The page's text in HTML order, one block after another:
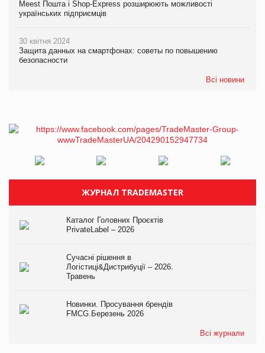
Meest Пошта і Shop-Express розширюють можливості
українських підприємців
30 квітня 2024
Защита данных на смартфонах: советы по повышению
безопасности
Всі новини
ЖУРНАЛ TRADEMASTER
Каталог Головних Проєктів
PrivateLabel – 2026
Сучасні рішення в
Логістиці&Дистрибуції – 2026.
Травень
Новинки. Просування брендів
FMCG.Березень 2026
Всі журнали